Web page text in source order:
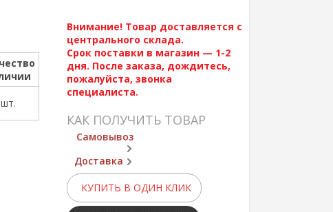
Внимание! Товар доставляется с
центрального склада.
Срок поставки в магазин — 1-2
дня. После заказа, дождитесь,
пожалуйста, звонка
специалиста.
КАК ПОЛУЧИТЬ ТОВАР
Самовывоз
Доставка
КУПИТЬ В ОДИН КЛИК